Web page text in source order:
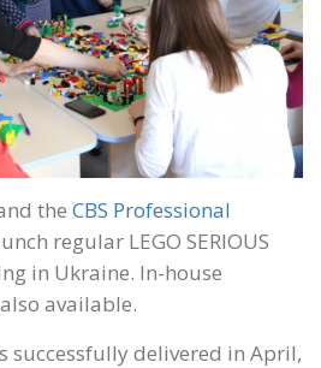
the CBS Professional
regular LEGO SERIOUS
in Ukraine. In-house
available.
successfully delivered in April,